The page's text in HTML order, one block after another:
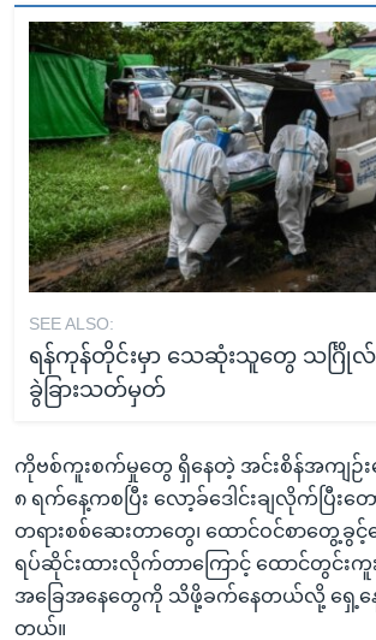
SEE ALSO:
ရန်ကုန်တိုင်းမှာ သေဆုံးသူတွေ သင်္ဂြို
ခွဲခြားသတ်မှတ်
ကိုဗစ်ကူးစက်မှုတွေ ရှိနေတဲ့ အင်းစိန်အကျဉ်
၈ ရက်နေ့ကစပြီး လော့ခ်ဒေါင်းချလိုက်ပြီးတ
တရားစစ်ဆေးတာတွေ၊ ထောင်ဝင်စာတွေ့
ရပ်ဆိုင်းထားလိုက်တာကြောင့် ထောင်တွင်းကူ
အခြေအနေတွေကို သိဖို့ခက်နေတယ်လို့ ရှေ့နေ
တယ်။